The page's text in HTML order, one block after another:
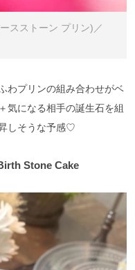
スストーン プリン)／
わプリンの組み合わせがベ
気になる相手の誕生石を組
しそうな予感♡
Stone Cake